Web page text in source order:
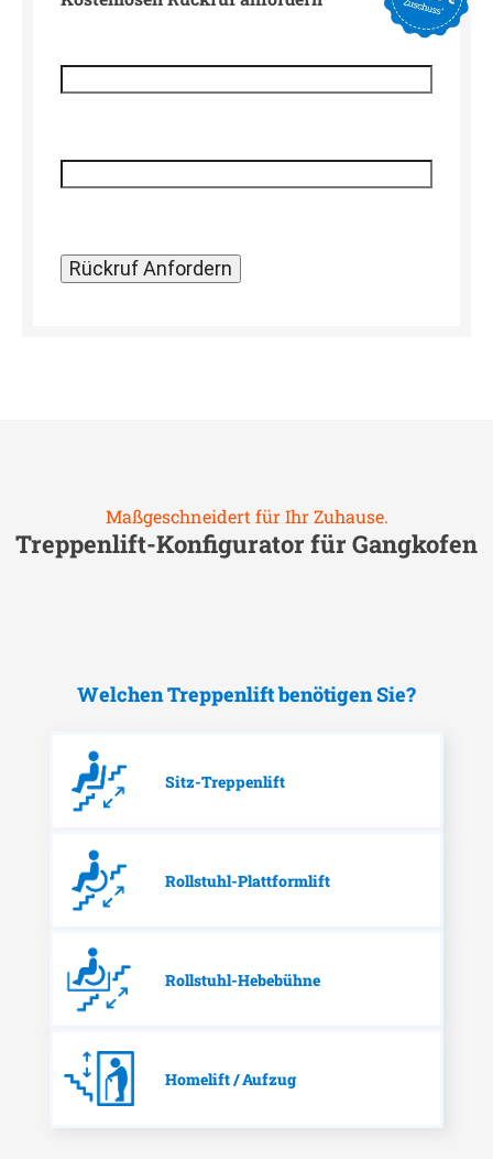
Maßgeschneidert für Ihr Zuhause.
Treppenlift-Konfigurator fürGangkofen
Welchen Treppenlift benötigen Sie?
Sitz-Treppenlift
Rollstuhl-Plattformlift
Rollstuhl-Hebebühne
Homelift / Aufzug